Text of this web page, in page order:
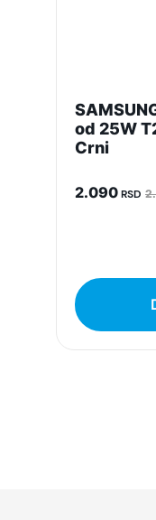
od 25W
Crni
2.090RSD